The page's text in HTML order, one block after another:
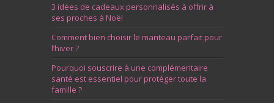
3 idées de cadeaux personnalisés à offrir à
ses proches à Noël
Comment bien choisir le manteau parfait pour
l’hiver ?
Pourquoi souscrire à une complémentaire
santé est essentiel pour protéger toute la
famille ?